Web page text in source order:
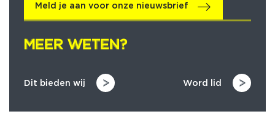
Meld je aan voor onze nieuwsbrief
MEER WETEN?
MEER WETEN?
Dit bieden wij Word lid